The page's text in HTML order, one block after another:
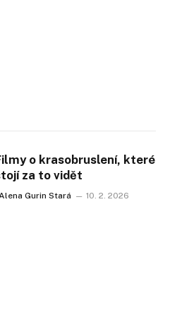
o krasobruslení, které
za to vidět
Gurin Stará 10. 2. 2026